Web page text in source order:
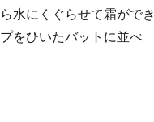
水にくぐらせて霜ができ
をひいたバットに並べ